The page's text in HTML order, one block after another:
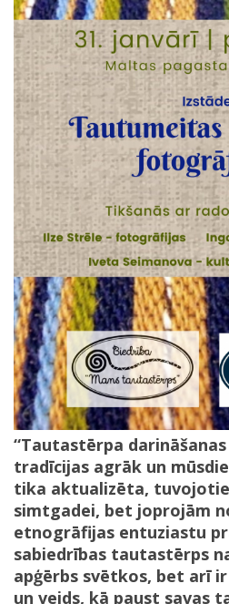
“Tautastērpa
tradīcijas agrāk un
tika aktualizēta,
simtgadei, bet joprojām
etnogrāfijas entuziastu
sabiedrības tautastērps
apģērbs svētkos, bet arī
un veids, kā paust savas